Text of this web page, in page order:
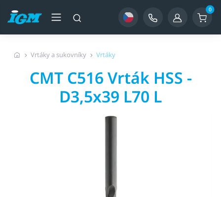
0
Vrtáky a sukovníky Vrtáky
CMT C516 Vrták HSS -
D3,5x39 L70 L